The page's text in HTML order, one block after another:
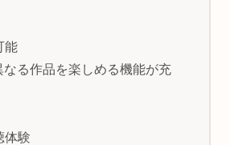
能
なる作品を楽しめる機能が充
体験